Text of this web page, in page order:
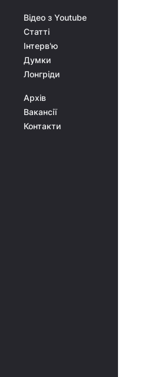
Відео з Youtube
Статті
Інтерв'ю
Думки
Лонгріди
Архів
Вакансії
Контакти